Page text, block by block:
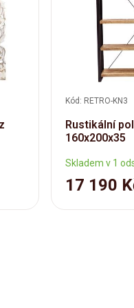
Kód: RETRO-KN3
Rustikální
160x200x35
Skladem v 1
17 190